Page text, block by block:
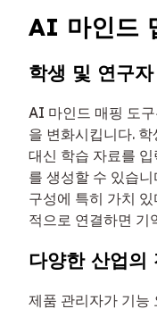
AI 마인드
학생 및 연구자
AI 마인드 매핑 도
을 변화시킵니다.
대신 학습 자료를
를 생성할 수 있습
구성에 특히 가치
적으로 연결하면 기
다양한 산업의
제품 관리자가 기능